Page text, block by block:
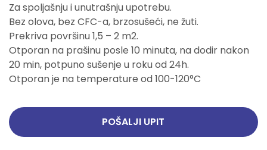
Za spoljašnju i unutrašnju upotrebu.
Bez olova, bez CFC-a, brzosušeći, ne žuti.
Prekriva površinu 1,5 – 2 m2.
Otporan na prašinu posle 10 minuta, na dodir nakon
20 min, potpuno sušenje u roku od 24h.
Otporan je na temperature od 100-120°C
POŠALJI UPIT